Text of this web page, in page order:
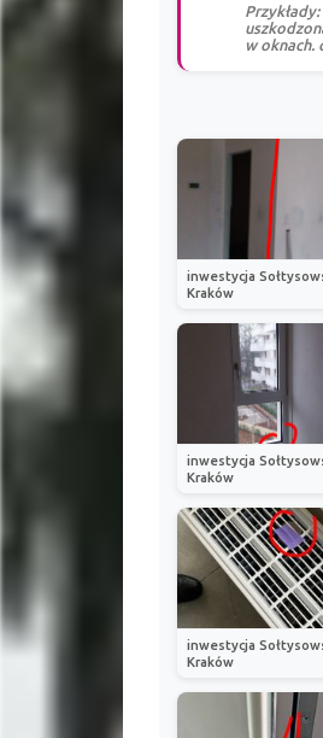
w oknach.
inwestycja
Kraków
inwestycja
Kraków
inwestycja
Kraków